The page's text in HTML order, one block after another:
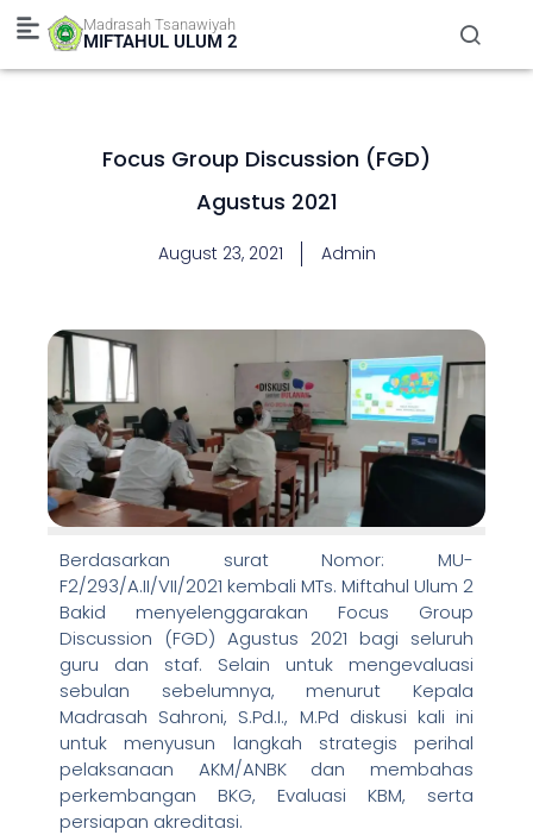
Skip
content
Madrasah Tsanawiyah
MIFTAHUL ULUM 2
Focus Group Discussion (FGD)
Agustus 2021
August 23, 2021 Admin
Berdasarkan surat Nomor: MU-
F2/293/A.II/VII/2021 kembali MTs. Miftahul Ulum 2
Bakid menyelenggarakan Focus Group
Discussion (FGD) Agustus 2021 bagi seluruh
guru dan staf. Selain untuk mengevaluasi
sebulan sebelumnya, menurut Kepala
Madrasah Sahroni, S.Pd.I., M.Pd diskusi kali ini
untuk menyusun langkah strategis perihal
pelaksanaan AKM/ANBK dan membahas
perkembangan BKG, Evaluasi KBM, serta
persiapan akreditasi.